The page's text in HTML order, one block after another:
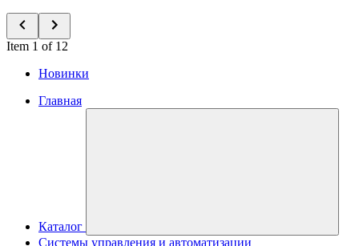
Item 1 of 12
Новинки
Главная
Каталог
Системы управления и автоматизации